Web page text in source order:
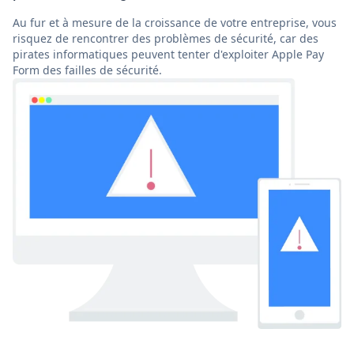
Au fur et à mesure de la croissance de votre entreprise, vous
risquez de rencontrer des problèmes de sécurité, car des
pirates informatiques peuvent tenter d'exploiter Apple Pay
Form des failles de sécurité.